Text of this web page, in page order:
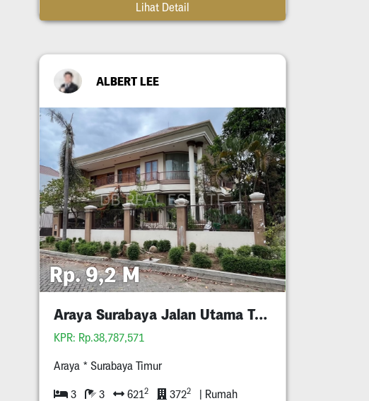
Lihat Detail
ALBERT LEE
Rp. 9,2 M
Araya Surabaya Jalan Utama Termurah
KPR: Rp.38,787,571
Araya * Surabaya Timur
3 3 6212 3722 | Rumah